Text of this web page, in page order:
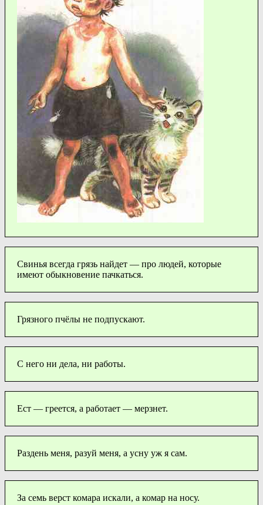
Свинья всегда грязь найдет — про людей, которые
имеют обыкновение пачкаться.
Грязного пчёлы не подпускают.
С него ни дела, ни работы.
Ест — греется, а работает — мерзнет.
Раздень меня, разуй меня, а усну уж я сам.
За семь верст комара искали, а комар на носу.